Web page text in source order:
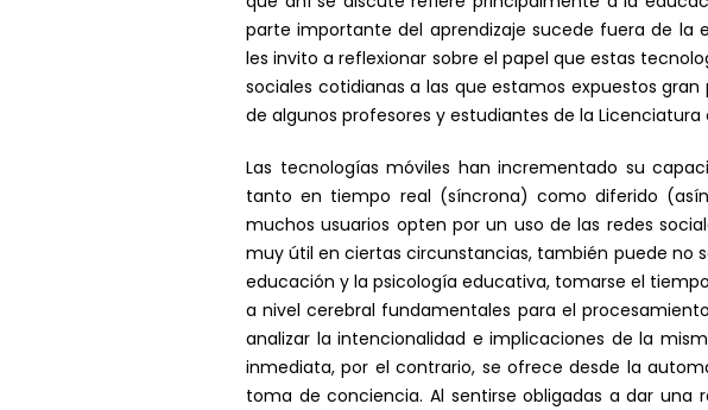
parte importante del aprendizaje sucede fuera de la
les invito a reflexionar sobre el papel que estas
sociales cotidianas a las que estamos expuestos
de algunos profesores y estudiantes de la Licenciatura
Las tecnologías móviles han incrementado su
tanto en tiempo real (síncrona) como diferido
muchos usuarios opten por un uso de las redes
muy útil en ciertas circunstancias, también puede no
educación y la psicología educativa, tomarse el
a nivel cerebral fundamentales para el
analizar la intencionalidad e implicaciones de la
inmediata, por el contrario, se ofrece desde la
toma de conciencia. Al sentirse obligadas a dar una